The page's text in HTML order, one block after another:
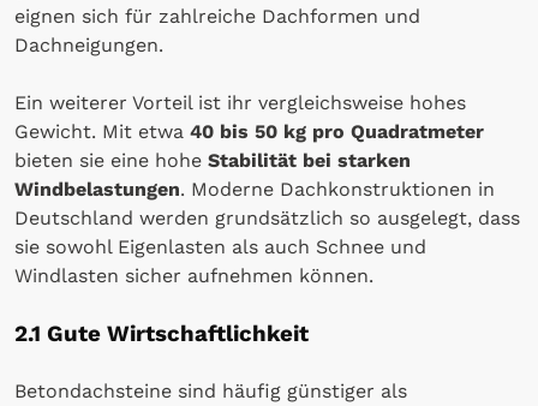
eignen sich für zahlreiche Dachformen und
Dachneigungen.
Ein weiterer Vorteil ist ihr vergleichsweise hohes
Gewicht. Mit etwa 40 bis 50 kg pro Quadratmeter
bieten sie eine hohe Stabilität bei starken
Windbelastungen. Moderne Dachkonstruktionen in
Deutschland werden grundsätzlich so ausgelegt, dass
sie sowohl Eigenlasten als auch Schnee und
Windlasten sicher aufnehmen können.
2.1 Gute Wirtschaftlichkeit
Betondachsteine sind häufig günstiger als